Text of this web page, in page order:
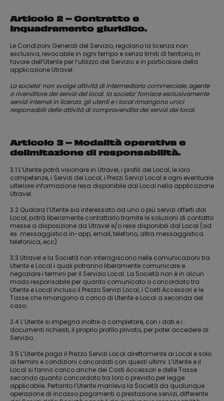
Articolo 2 – Contratto e
inquadramento giuridico.
Le Condizioni Generali del Servizio, regolano la licenza non
esclusiva, revocabile in ogni tempo e senza limiti di territorio, in
favore dell’Utente per l’utilizzo del Servizio e in particolare della
applicazione Utravel.
La societa’ non svolge attività di intermediario commerciale, agente
o rivenditore dei servizi del local. la societa’ fornisce esclusivamente
servizi internet in licenza. gli utenti e i local rimangono unici
responsabili delle attività di compravendita dei servizi dei local.
Articolo 3 – Modalità operativa e
delimitazione di responsabilità.
3.1 L’Utente potrà visionare in Utravel, i profili dei Local, le loro
competenze, i Servizi dei Local, i Prezzi Servizi Local e ogni eventuale
ulteriore informazione resa disponibile dal Local nella applicazione
Utravel.
3.2 Qualora l’Utente sia interessato ad uno o più servizi offerti dal
Local, potrà liberamente contattarlo tramite le soluzioni di contatto
messe a disposizione da Utravel e/o rese disponibili dal Local (ad
es. messaggistica in-app, email, telefono, altra messaggistica
telefonica, ecc)
3.3 Utravel e la Società non interagiscono nelle comunicazioni tra
Utente e Local i quali potranno liberamente comunicare e
negoziare i termini per il Servizio Local. La Società non è in alcun
modo responsabile per quanto comunicato o concordato tra
Utente e Local incluso il Prezzo Servizi Local, i Costi Accessori e le
Tasse che rimangono a carico di Utente e Local a seconda del
caso.
3.4 L’Utente si impegna inoltre a completare, con i dati e i
documenti richiesti, il proprio profilo privato, per poter accedere al
Servizio.
3.5 L’Utente paga il Prezzo Servizi Local direttamente ai Local e solo
ai termini e condizioni concordati con questi ultimi. L’Utente e il
Local si fanno carico anche dei Costi Accessori e delle Tasse
secondo quanto concordato tra loro o previsto per legge
applicabile. Pertanto l’Utente manleva la Società da qualunque
operazione di incasso pagamenti o prestazione servizi, differente